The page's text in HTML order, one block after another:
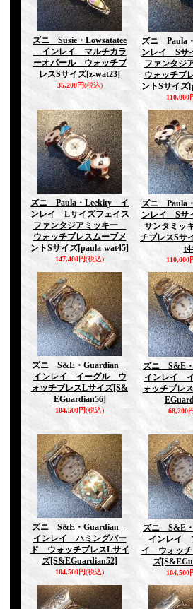
ズニ Susie・Lowsatatee
インレイ マルチカラ
ーオパール ウォッチブ
レスSサイズ[z-wat23]
35,200円(税込)
ズニ Paula
ンレイ Sサ
ファンタジ
ウォッチブ
ントSサイズ
110,000
ズニ Paula・Leekity イ
ンレイ Lサイズフェイス
ファンタジアミッキー
ウォッチブレスムーブメ
ントSサイズ[paula-wat45]
147,400円(税込)
ズニ Paula
ンレイ Sサ
サンタミッ
チブレスSサ
110,000
ズニ S&E・Guardian
インレイ イーグル ウ
ォッチブレスLサイズ[S&
EGuardian56]
104,500円(税込)
ズニ S&E
インレイ
ォッチブレ
68,200円
ズニ S&E・Guardian
インレイ ハミングバー
ド ウォッチブレスLサイ
ズ[S&EGuardian52]
104,500円(税込)
ズニ S&E
インレイ
イ ウォッチ
ズ
104,500